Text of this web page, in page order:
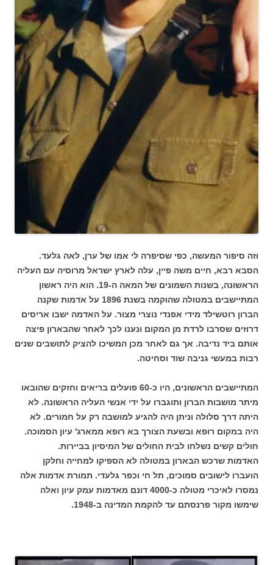
וזה סיפור המעשה, כפי שסיפרה לי אמו של ערן, לאה גלעד.
הסבא רבא, חיים משה פיין, עלה לארץ ישראל מרוסיה עם העליה
הראשונה, בשנות השמונים של המאה ה-19. הוא היה ראשון
המתיישבים במטולה שהוקמה בשנת 1896 על אדמות שקנה
הברון רוטשילד מידי אפנדי נוצרי מצור. על האדמה ישבו אריסים
דרוזים שסרבו לרדת מן המקום ונענו לכך לאחר שהבארון פיצה
אותם ביד נדיבה. אך גם לאחר מכן המשיכו להציק לתושבים שנים
רבות במעשי גניבה שוד וסחיטה.
המתיישבים הראשונים, היו כ-60 פועלים בריאים וחזקים שהובאו
מיתר מושבות הברון ותוגברו על ידי אנשי העליה הראשונה. לא
היתה דרך סלולה וניתן היה להגיע למושבה רק על חמורים. לא
היה במקום רופא ובשעת הצורך בא רופא ממארג' עיון הסמוכה.
חולים קשים נשלחו לבית החולים של המיסיון בביירות.
האדמות שרכש הבארון במטולה לא הספיקו למחייה וחלקן
הועברו לישובים סמוכים, תל חי וכפר גלעדי. תמורת אדמות אלה
נמסרו לאיכרי מטולה כ-4000 דונם מאדמות עמק עיון ואלה
שימשו מקור פרנסתם עד להקמת המדינה ב-1948.